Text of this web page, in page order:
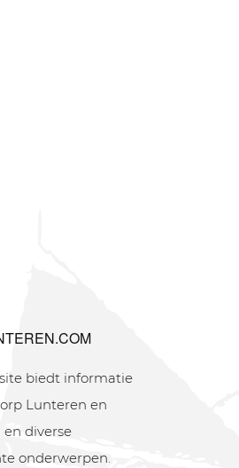
biedt informatie
Lunteren en
diverse
onderwerpen.